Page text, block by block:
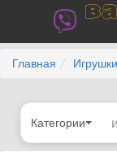
Главная Игрушки
Категории